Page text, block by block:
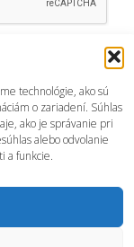
technológie, ako sú
o zariadení. Súhlas
ako je správanie pri
alebo odvolanie
a funkcie.